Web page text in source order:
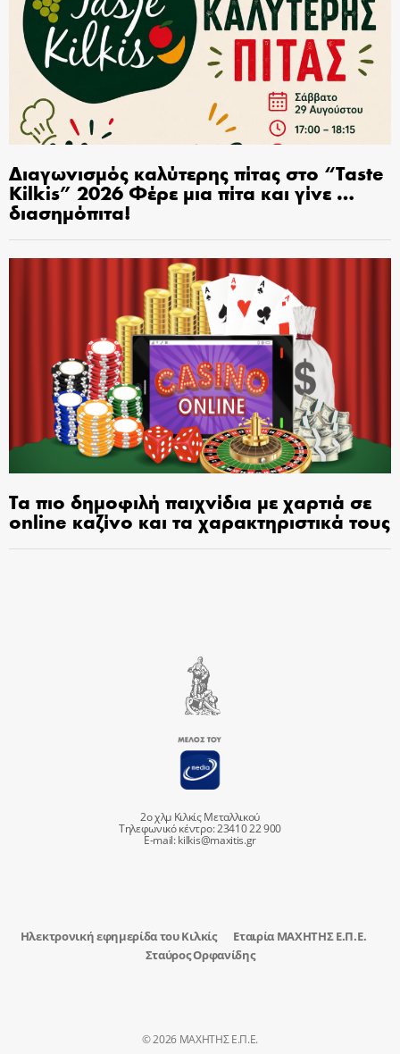
Διαγωνισμός καλύτερης πίτας στο “Taste
Kilkis” 2026 Φέρε μια πίτα και γίνε …
διασημόπιτα!
Τα πιο δημοφιλή παιχνίδια με χαρτιά σε
online καζίνο και τα χαρακτηριστικά τους
2ο χλμ Κιλκίς Μεταλλικού
Τηλεφωνικό κέντρο: 23410 22 900
E-mail:kilkis@maxitis.gr
Ηλεκτρονική εφημερίδα του Κιλκίς
Εταιρία ΜΑΧΗΤΗΣ Ε.Π.Ε.
Σταύρος Ορφανίδης
© 2026 ΜΑΧΗΤΗΣ Ε.Π.Ε.